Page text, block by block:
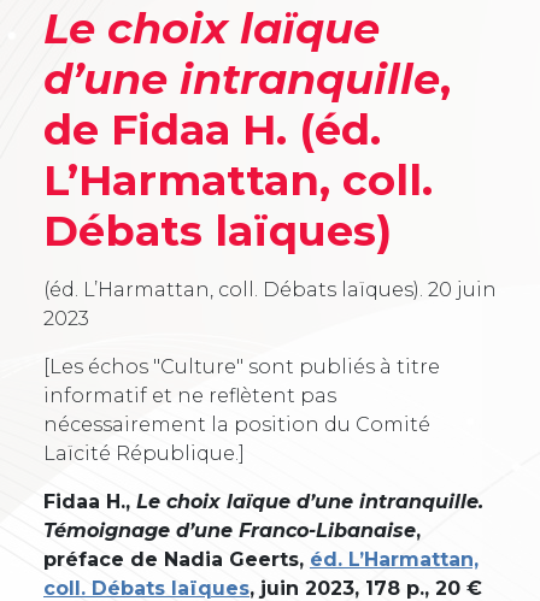
Le choix laïque
d’une intranquille,
de Fidaa H. (éd.
L’Harmattan, coll.
Débats laïques)
(éd. L’Harmattan, coll. Débats laïques). 20 juin
2023
[Les échos "Culture" sont publiés à titre
informatif et ne reflètent pas
nécessairement la position du Comité
Laïcité République.]
Fidaa H., Le choix laïque d’une intranquille.
Témoignage d’une Franco-Libanaise,
préface de Nadia Geerts, éd. L’Harmattan,
coll. Débats laïques, juin 2023, 178 p., 20 €